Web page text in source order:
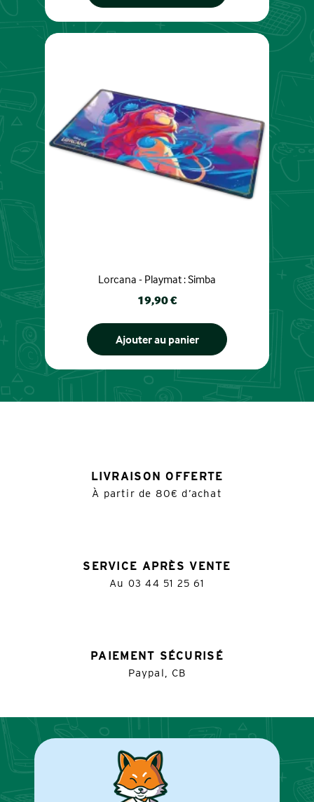
Lorcana - Playmat : Simba
Prix
19,90 €
Ajouter au panier
LIVRAISON OFFERTE
À partir de 80€ d’achat
SERVICE APRÈS VENTE
Au 03 44 51 25 61
PAIEMENT SÉCURISÉ
Paypal, CB